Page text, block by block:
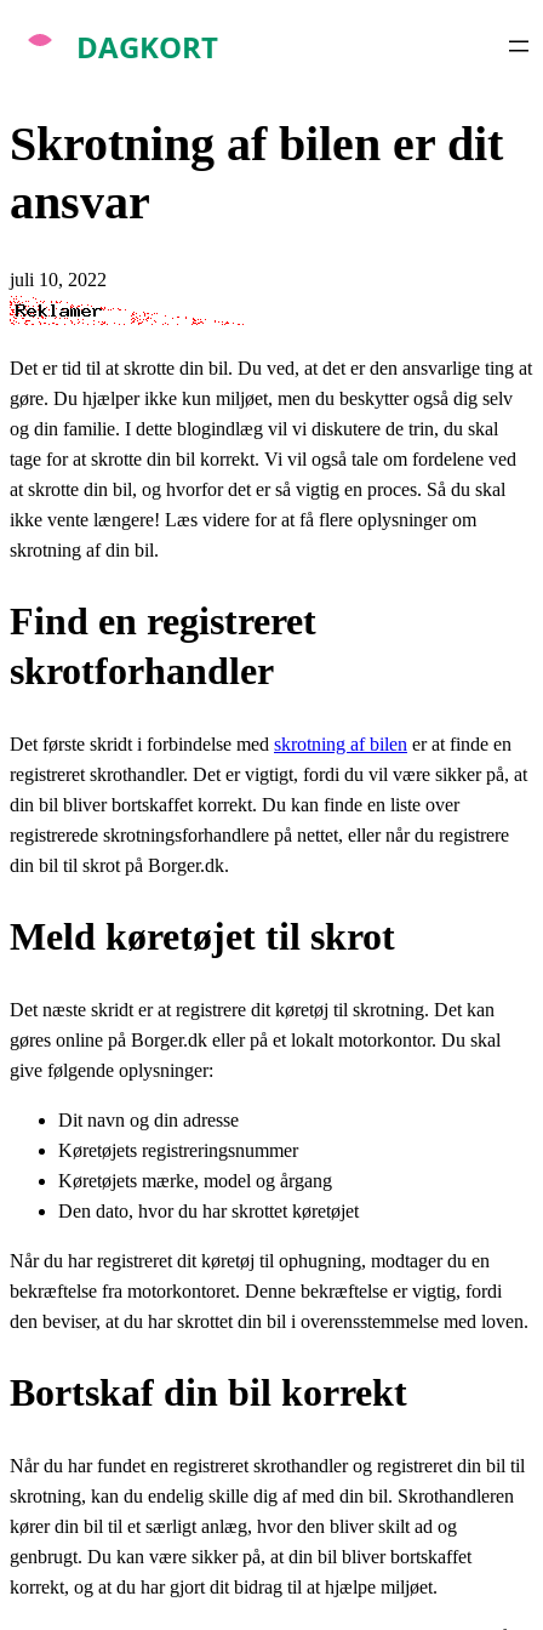
Skrotning af bilen er dit
ansvar
juli 10, 2022
Det er tid til at skrotte din bil. Du ved, at det er den ansvarlige ting at
gøre. Du hjælper ikke kun miljøet, men du beskytter også dig selv
og din familie. I dette blogindlæg vil vi diskutere de trin, du skal
tage for at skrotte din bil korrekt. Vi vil også tale om fordelene ved
at skrotte din bil, og hvorfor det er så vigtig en proces. Så du skal
ikke vente længere! Læs videre for at få flere oplysninger om
skrotning af din bil.
Find en registreret
skrotforhandler
Det første skridt i forbindelse med skrotning af bilen er at finde en
registreret skrothandler. Det er vigtigt, fordi du vil være sikker på, at
din bil bliver bortskaffet korrekt. Du kan finde en liste over
registrerede skrotningsforhandlere på nettet, eller når du registrere
din bil til skrot på Borger.dk.
Meld køretøjet til skrot
Det næste skridt er at registrere dit køretøj til skrotning. Det kan
gøres online på Borger.dk eller på et lokalt motorkontor. Du skal
give følgende oplysninger:
Dit navn og din adresse
Køretøjets registreringsnummer
Køretøjets mærke, model og årgang
Den dato, hvor du har skrottet køretøjet
Når du har registreret dit køretøj til ophugning, modtager du en
bekræftelse fra motorkontoret. Denne bekræftelse er vigtig, fordi
den beviser, at du har skrottet din bil i overensstemmelse med loven.
Bortskaf din bil korrekt
Når du har fundet en registreret skrothandler og registreret din bil til
skrotning, kan du endelig skille dig af med din bil. Skrothandleren
kører din bil til et særligt anlæg, hvor den bliver skilt ad og
genbrugt. Du kan være sikker på, at din bil bliver bortskaffet
korrekt, og at du har gjort dit bidrag til at hjælpe miljøet.